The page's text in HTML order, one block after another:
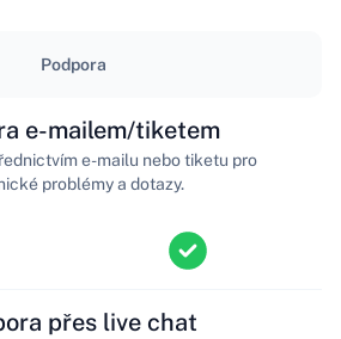
Podpora
e-mailem/tiketem
e-mailu nebo tiketu pro
problémy a dotazy.
přes live chat